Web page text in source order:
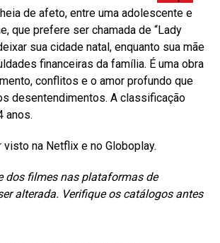
de afeto, entre uma adolescente e
que prefere ser chamada de “Lady
sua cidade natal, enquanto sua mãe
financeiras da família. É uma obra
conflitos e o amor profundo que
desentendimentos. A classificação
anos.
na Netflix e no Globoplay.
dos filmes nas plataformas de
alterada. Verifique os catálogos antes